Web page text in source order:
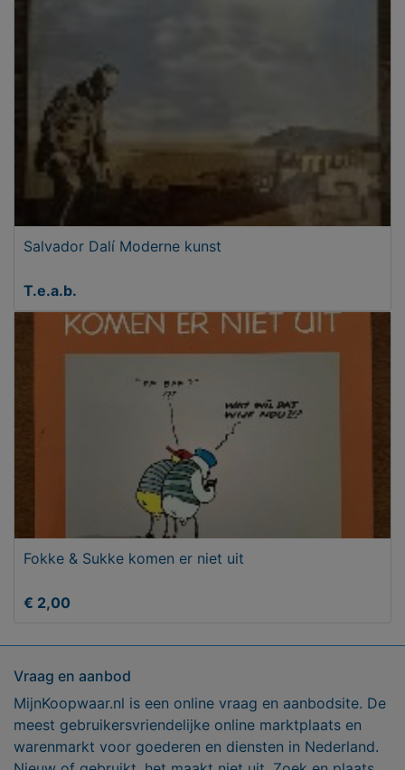
Salvador Dalí Moderne kunst
T.e.a.b.
Fokke & Sukke komen er niet uit
€ 2,00
Vraag en aanbod
MijnKoopwaar.nl is een online vraag en aanbodsite. De
meest gebruikersvriendelijke online marktplaats en
warenmarkt voor goederen en diensten in Nederland.